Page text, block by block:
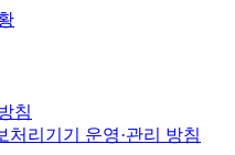
침
처리기기 운영·관리 방침